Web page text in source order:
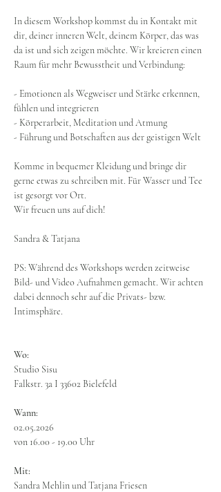
​In diesem Workshop kommst du in Kontakt mit
dir, deiner inneren Welt, deinem Körper, das was
da ist und sich zeigen möchte. Wir kreieren einen
Raum für mehr Bewusstheit und Verbindung:
- Emotionen als Wegweiser und Stärke erkennen,
fühlen und integrieren
- Körperarbeit, Meditation und Atmung
- Führung und Botschaften aus der geistigen Welt
Komme in bequemer Kleidung und bringe dir
gerne etwas zu schreiben mit. Für Wasser und Tee
ist gesorgt vor Ort.
Wir freuen uns auf dich!
Sandra & Tatjana
PS: Während des Workshops werden zeitweise
Bild- und Video Aufnahmen gemacht. Wir achten
dabei dennoch sehr auf die Privats- bzw.
Intimsphäre.
Wo:
Studio Sisu
Falkstr. 3a I 33602 Bielefeld
Wann:
02.05.2026
von 16.00 - 19.00 Uhr
Mit:
Sandra Mehlin und Tatjana Friesen